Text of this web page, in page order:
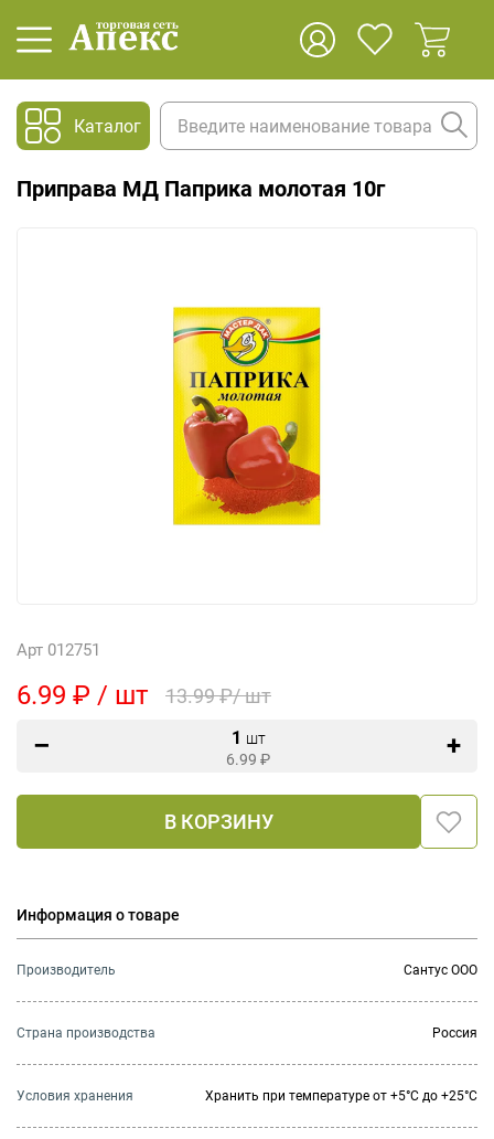
Каталог
Приправа МД Паприка молотая 10г
Арт 012751
6.99 ₽ / шт 13.99 ₽/ шт
1 шт
6.99 ₽
В КОРЗИНУ
Информация о товаре
Производитель Сантус ООО
Страна производства Россия
Условия хранения Хранить при температуре от +5°С до +25°С